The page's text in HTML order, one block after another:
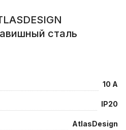
сталь
10 А
IP20
AtlasDesign